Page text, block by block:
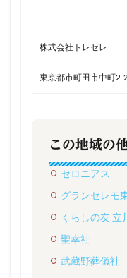
株式会社トレセレ
東京都市町田市中町2-
この地域の
セロニアス
グランセレモ
くらしの友 立
聖幸社
武蔵野葬儀社